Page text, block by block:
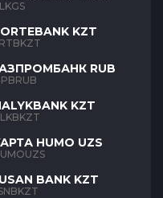
KZT
RUB
KZT
HUMO UZS
BANK KZT